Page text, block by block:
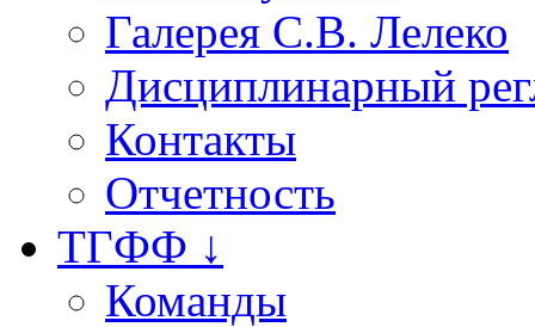
Галерея С.В. Лелеко
Дисциплинарный
Контакты
Отчетность
ТГФФ ↓
Команды